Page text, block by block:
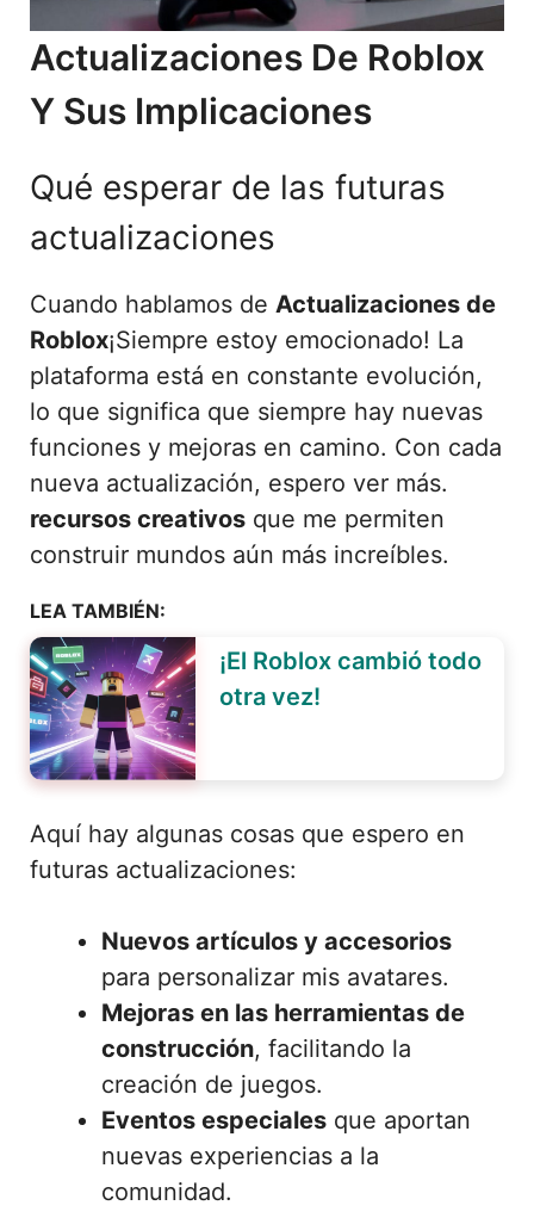
Actualizaciones De Roblox
Y Sus Implicaciones
Qué esperar de las futuras
actualizaciones
Cuando hablamos de Actualizaciones de
Roblox¡Siempre estoy emocionado! La
plataforma está en constante evolución,
lo que significa que siempre hay nuevas
funciones y mejoras en camino. Con cada
nueva actualización, espero ver más.
recursos creativos que me permiten
construir mundos aún más increíbles.
LEA TAMBIÉN:
¡El Roblox cambió todo
otra vez!
Aquí hay algunas cosas que espero en
futuras actualizaciones:
Nuevos artículos y accesorios
para personalizar mis avatares.
Mejoras en las herramientas de
construcción, facilitando la
creación de juegos.
Eventos especiales que aportan
nuevas experiencias a la
comunidad.